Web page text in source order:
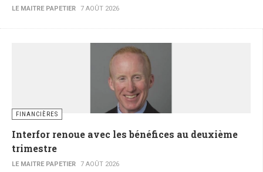
LE MAITRE PAPETIER 7 AOÛT 2026
FINANCIÈRES
Interfor renoue avec les bénéfices au deuxième
trimestre
LE MAITRE PAPETIER 7 AOÛT 2026